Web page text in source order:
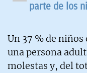
parte de los
Un 37 % de
una persona
molestas y, del